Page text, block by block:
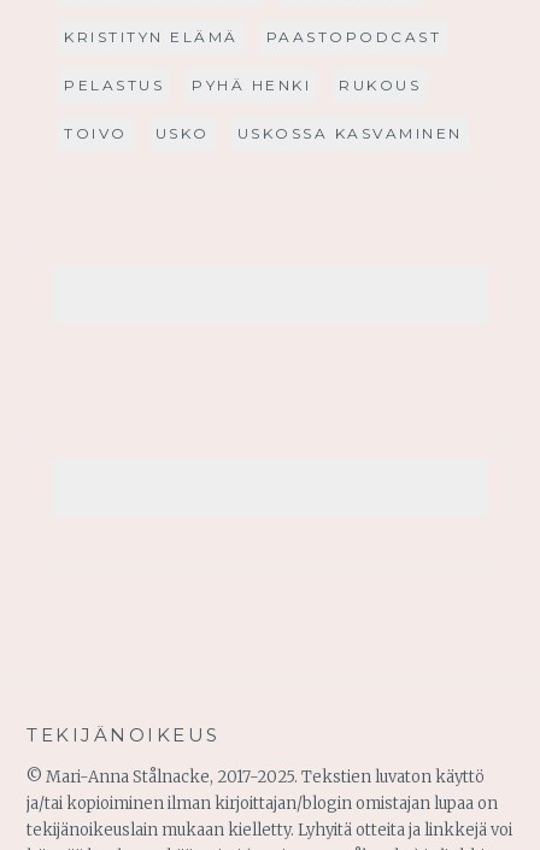
KRISTITYN ELÄMÄ PAASTOPODCAST
PELASTUS PYHÄ HENKI RUKOUS
TOIVO USKO USKOSSA KASVAMINEN
TEKIJÄNOIKEUS
© Mari-Anna Stålnacke, 2017-2025. Tekstien luvaton käyttö
ja/tai kopioiminen ilman kirjoittajan/blogin omistajan lupaa on
tekijänoikeuslain mukaan kielletty. Lyhyitä otteita ja linkkejä voi